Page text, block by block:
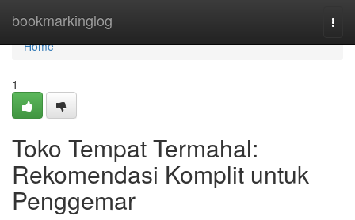
bookmarkinglog
Home
Home
1
Toko Tempat Termahal:
Rekomendasi Komplit untuk
Penggemar